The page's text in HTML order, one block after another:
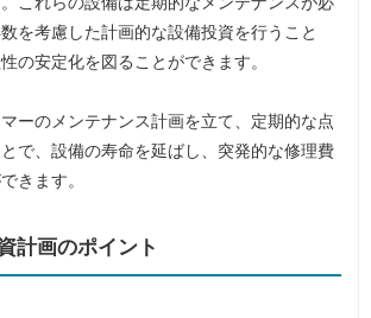
を考慮した計画的な設備投資を行うこと
の安定化を図ることができます。
ーのメンテナンス計画を立て、定期的な点
で、設備の寿命を延ばし、突発的な修理費
きます。
計画のポイント